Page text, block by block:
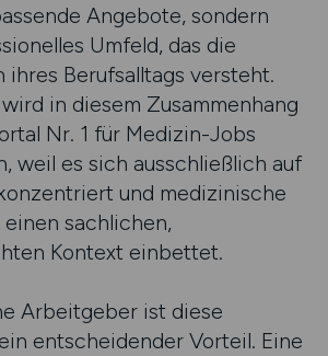
Angebote, sondern
Umfeld, das die
ihres Berufsalltags versteht.
in diesem Zusammenhang
Nr. 1 für Medizin-Jobs
weil es sich ausschließlich auf
und medizinische
sachlichen,
Kontext einbettet.
Arbeitgeber ist diese
entscheidender Vorteil. Eine